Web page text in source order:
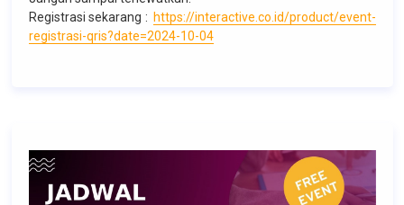
Registrasi sekarang : https://interactive.co.id/product/event-
registrasi-qris?date=2024-10-04